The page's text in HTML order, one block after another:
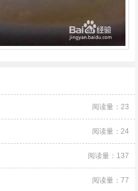
阅读量：23
阅读量：24
阅读量：137
阅读量：77